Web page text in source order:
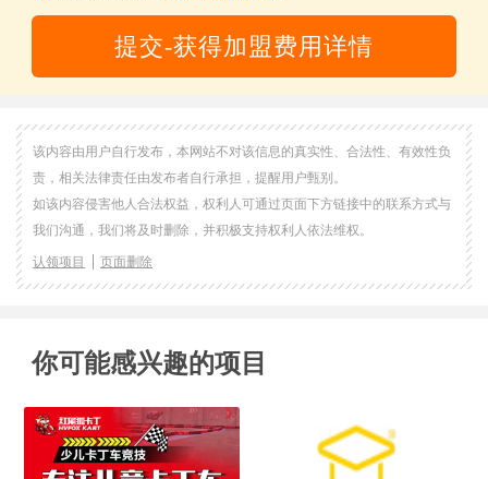
提交-获得加盟费用详情
该内容由用户自行发布，本网站不对该信息的真实性、合法性、有效性负
责，相关法律责任由发布者自行承担，提醒用户甄别。
如该内容侵害他人合法权益，权利人可通过页面下方链接中的联系方式与
我们沟通，我们将及时删除，并积极支持权利人依法维权。
认领项目 页面删除
你可能感兴趣的项目